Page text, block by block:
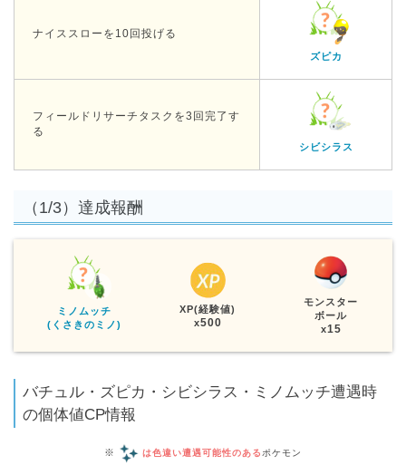
ナイススローを10回投げる
ズピカ
フィールドリサーチタスクを3回完了す
る
シビシラス
（1/3）達成報酬
ミノムッチ
(くさきのミノ)
XP(経験値)
x500
モンスター
ボール
x15
バチュル・ズピカ・シビシラス・ミノムッチ遭遇時
の個体値CP情報
※ は色違い遭遇可能性のある ポケモン